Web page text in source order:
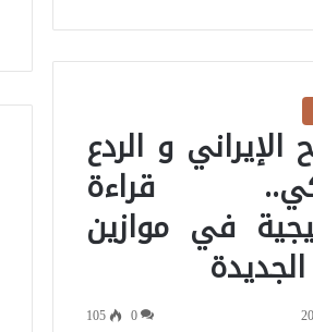
الإيراني و الردع
قراءة
في موازين
0
105